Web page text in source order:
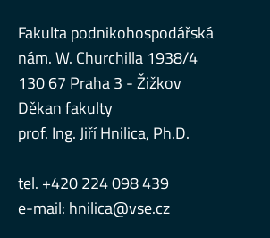
Fakulta podnikohospodářská
nám. W. Churchilla 1938/4
130 67 Praha 3 - Žižkov
Děkan fakulty
prof. Ing. Jiří Hnilica, Ph.D.
tel. +420 224 098 439
e-mail: hnilica@vse.cz